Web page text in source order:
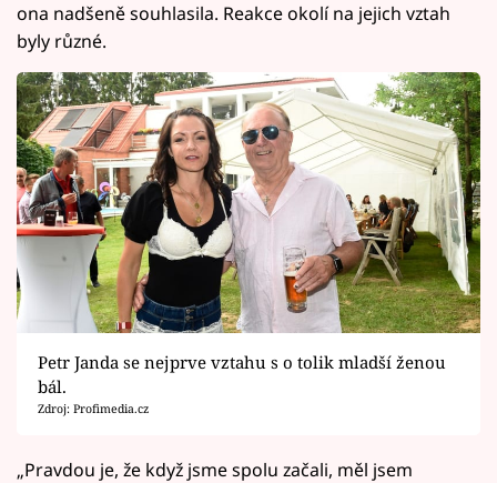
ona nadšeně souhlasila. Reakce okolí na jejich vztah
byly různé.
Petr Janda se nejprve vztahu s o tolik mladší ženou
bál.
Zdroj: Profimedia.cz
„Pravdou je, že když jsme spolu začali, měl jsem